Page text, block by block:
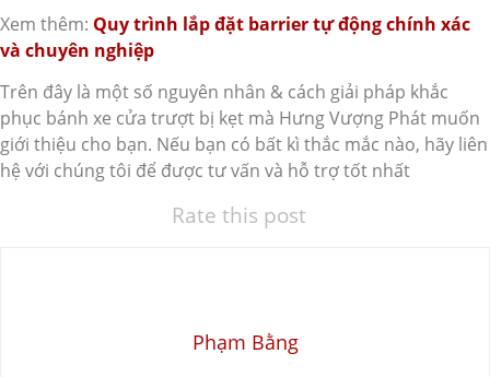
Xem thêm: Quy trình lắp đặt barrier tự động chính xác
và chuyên nghiệp
Trên đây là một số nguyên nhân & cách giải pháp khắc
phục bánh xe cửa trượt bị kẹt mà Hưng Vượng Phát muốn
giới thiệu cho bạn. Nếu bạn có bất kì thắc mắc nào, hãy liên
hệ với chúng tôi để được tư vấn và hỗ trợ tốt nhất
Rate this post
Phạm Bằng